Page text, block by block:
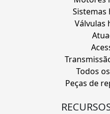
Sistemas
Válvulas
Todos
Peças de